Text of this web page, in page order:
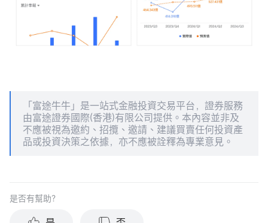
「富途牛牛」是一站式金融投資交易平台，證券服務
由富途證券國際(香港)有限公司提供。本內容並非及
不應被視為邀約、招攬、邀請、建議買賣任何投資產
品或投資決策之依據，亦不應被詮釋為專業意見。
是否有幫助？